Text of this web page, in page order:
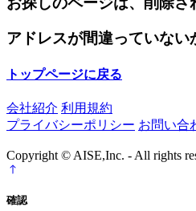
アドレスが間違っていな
トップページに戻る
会社紹介 利用規約
プライバシーポリシー お問い合
Copyright © AISE,Inc. - All rights
確認